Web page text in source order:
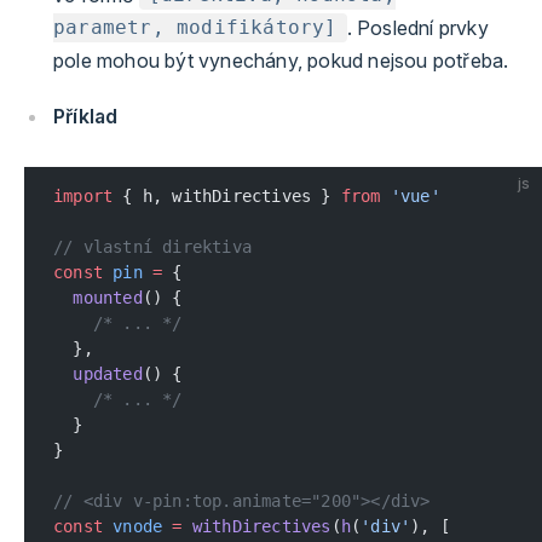
parametr, modifikátory]
. Poslední prvky
pole mohou být vynechány, pokud nejsou potřeba.
Příklad
js
import { h, withDirectives } from 'vue'
// vlastní direktiva
const pin = {
  mounted
() {
    /* ... */
  },
  updated
() {
    /* ... */
  }
}
// <div v-pin:top.animate="200"></div>
const vnode = withDirectives ( h( 'div' ), [